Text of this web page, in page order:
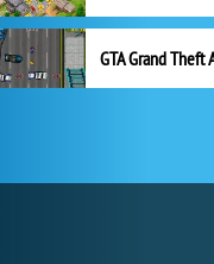
GTA Grand Theft